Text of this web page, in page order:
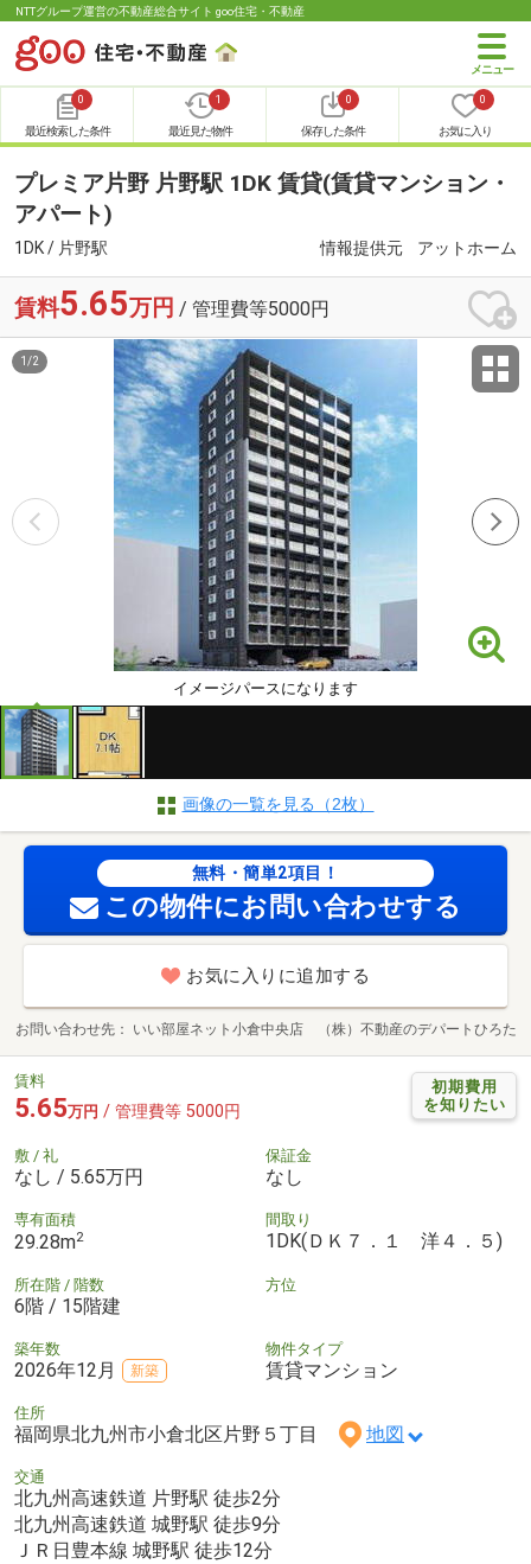
NTTグループ運営の不動産総合サイト goo住宅・不動産
0
最近検索した条件
1
最近見た物件
0
保存した条件
0
お気に入り
プレミア片野 片野駅 1DK 賃貸(賃貸マンション・
アパート)
1DK / 片野駅 情報提供元 アットホーム
賃料5.65万円 / 管理費等5000円
イメージパースになります
1 /2
画像の一覧を見る（2枚）
無料・簡単2項目！
この物件にお問い合わせする
お気に入りに追加する
お問い合わせ先 いい部屋ネット小倉中央店 （株）不動産のデパートひろた
初期費用
を知りたい
賃料
5.65万円 / 管理費等 5000円
敷 / 礼
なし / 5.65万円
保証金
なし
専有面積
29.28m2
間取り
1DK(ＤＫ７．１ 洋４．５)
所在階 / 階数
6階 / 15階建
方位
築年数
2026年12月 新築
物件タイプ
賃貸マンション
住所
福岡県北九州市小倉北区片野５丁目 地図
交通
北九州高速鉄道 片野駅 徒歩2分
北九州高速鉄道 城野駅 徒歩9分
ＪＲ日豊本線 城野駅 徒歩12分